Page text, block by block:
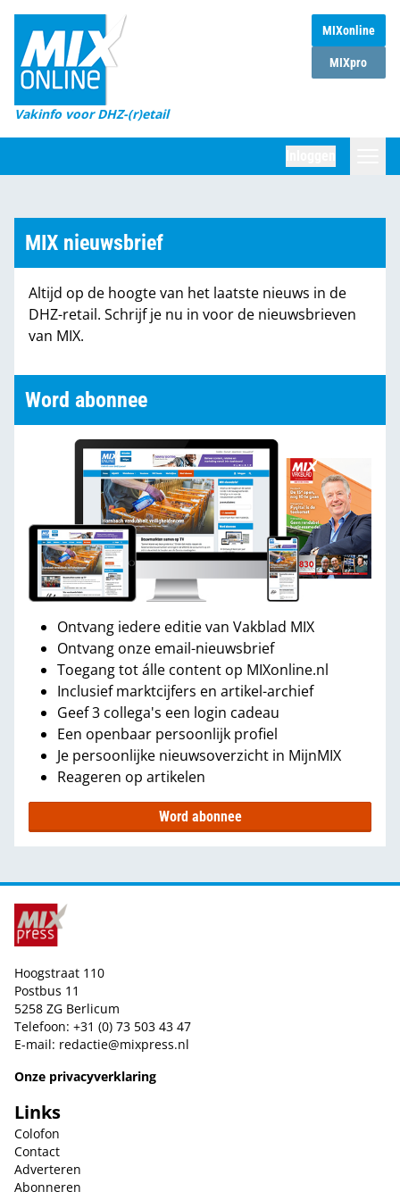
MIXonline
MIXpro
Vakinfo voor DHZ-(r)etail
Home
Magazines
DHZ Sessie
Marktcijfers
Partners
MIX nieuwsbrief
Altijd op de hoogte van het laatste nieuws in de
DHZ-retail. Schrijf je nu in voor de nieuwsbrieven
van MIX.
Word abonnee
Ontvang iedere editie van Vakblad MIX
Ontvang onze email-nieuwsbrief
Toegang tot álle content op MIXonline.nl
Inclusief marktcijfers en artikel-archief
Geef 3 collega's een login cadeau
Een openbaar persoonlijk profiel
Je persoonlijke nieuwsoverzicht in MijnMIX
Reageren op artikelen
Word abonnee
Hoogstraat 110
Postbus 11
5258 ZG Berlicum
Telefoon: +31 (0) 73 503 43 47
E-mail: redactie@mixpress.nl
Onze privacyverklaring
Links
Colofon
Contact
Adverteren
Abonneren